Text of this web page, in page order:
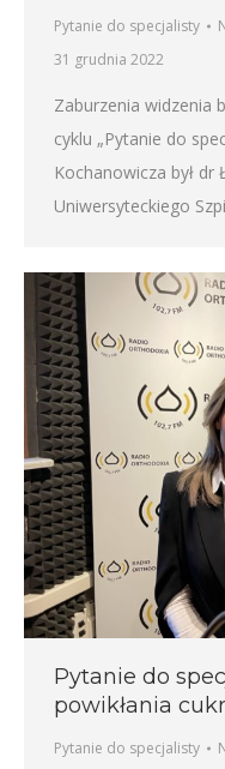
Pytanie do specjalisty
31 grudnia 2022
Zaburzenia widzenia
cyklu „Pytanie do
Kochanowicza był dr
Uniwersyteckiego
Pytanie do
powikłania
Pytanie do specjalisty